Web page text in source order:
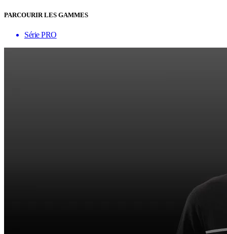
PARCOURIR LES GAMMES
Série PRO